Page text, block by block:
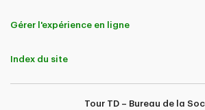
Gérer l'expérience en ligne
Index du site
Tour TD – Bureau de la